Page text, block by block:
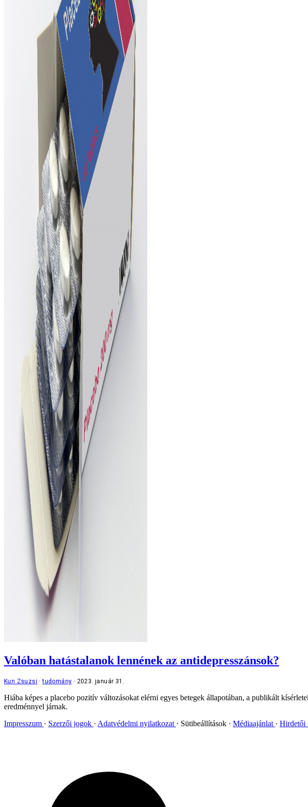
Valóban hatástalanok lennének az antidepresszánsok?
Kun Zsuzsi tudomány 2023. január 31.
Hiába képes a placebo pozitív változásokat elérni egyes betegek állapotában, a publikált
eredménnyel járnak.
Impresszum
Szerzői jogok Adatvédelmi nyilatkozat Sütibeállítások Médiaajánlat Hirdetői